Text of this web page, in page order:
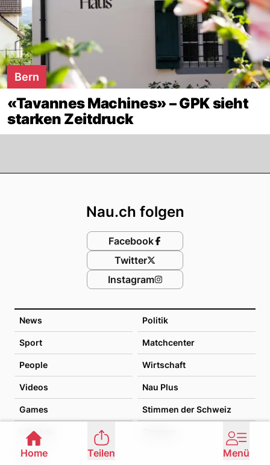
Bern
«Tavannes Machines» – GPK sieht
starken Zeitdruck
News Politik
Sport Matchcenter
People Wirtschaft
Videos Nau Plus
Games Stimmen der Schweiz
Lifestyle
Archiv
Nau.ch folgen
Facebook
Twitter
Instagram
Home Teilen Menü